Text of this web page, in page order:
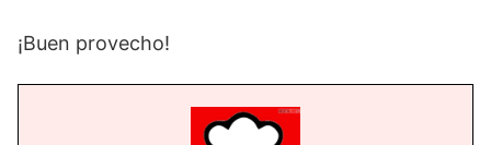
¡Buen provecho!